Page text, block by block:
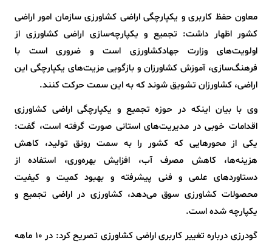
معاون حفظ کاربری و یکپارچگی اراضی کشاورزی سازمان امور اراضی
کشور اظهار داشت: تجمیع و یکپارچه‌سازی اراضی کشاورزی از
اولویت‌های وزارت جهادکشاورزی است و ضروری است با
فرهنگ‌سازی، آموزش کشاورزان و بازگویی مزیت‌های یکپارچگی این
اراضی، کشاورزان تشویق شوند که به این سمت حرکت کنند.
وی با بیان اینکه در حوزه تجمیع و یکپارچگی اراضی کشاورزی
اقدامات خوبی در مدیریت‌های استانی صورت گرفته است، گفت:
یکی از محورهایی که کشور را به سمت رونق تولید، کاهش
هزینه‌ها، کاهش مصرف آب، افزایش بهره‌وری، استفاده از
دستاوردهای علمی و فنی پیشرفته و بهبود کمیت و کیفیت
محصولات کشاورزی سوق می‌دهد، کشاورزی در اراضی تجمیع و
یکپارچه شده است.
گودرزی درباره تغییر کاربری اراضی کشاورزی تصریح کرد: در ۱۰ ماهه